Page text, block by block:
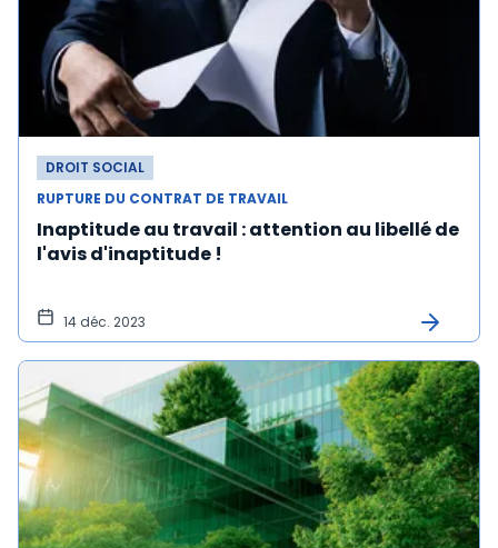
DROIT SOCIAL
RUPTURE DU CONTRAT DE TRAVAIL
Inaptitude au travail : attention au libellé de
l'avis d'inaptitude !
14 déc. 2023